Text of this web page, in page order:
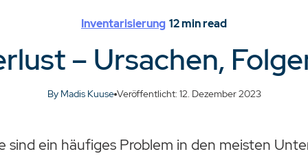
Inventarisierung 12min read
– Ursachen,
By Madis Kuuse Veröffentlicht: 12. Dezember 2023
sind ein häufiges Problem in den meisten